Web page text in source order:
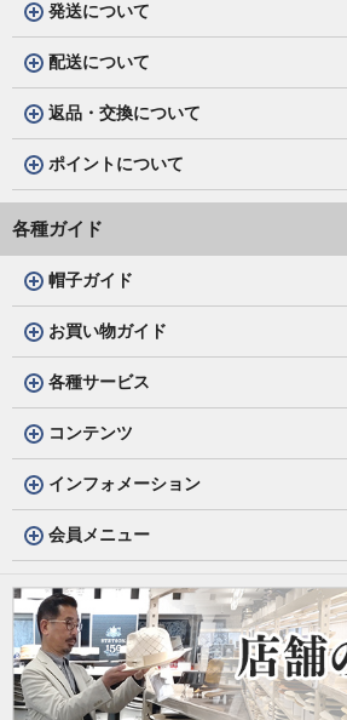
発送について
配送について
返品・交換について
ポイントについて
各種ガイド
帽子ガイド
お買い物ガイド
各種サービス
コンテンツ
インフォメーション
会員メニュー